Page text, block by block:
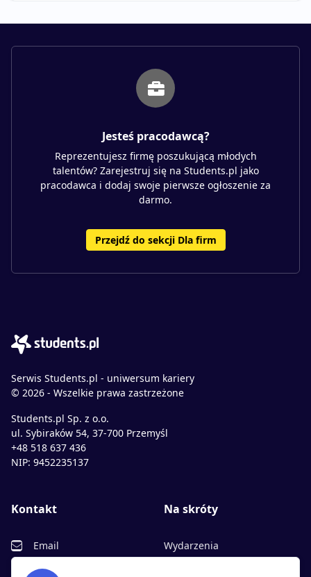
Jesteś pracodawcą?
Reprezentujesz firmę poszukującą młodych
talentów? Zarejestruj się na Students.pl jako
pracodawca i dodaj swoje pierwsze ogłoszenie za
darmo.
Przejdź do sekcji Dla firm
Serwis Students.pl - uniwersum kariery
© 2026 - Wszelkie prawa zastrzeżone
Students.pl Sp. z o.o.
ul. Sybiraków 54, 37-700 Przemyśl
+48 518 637 436
NIP: 9452235137
Kontakt
Email
Facebook
Na skróty
Wydarzenia